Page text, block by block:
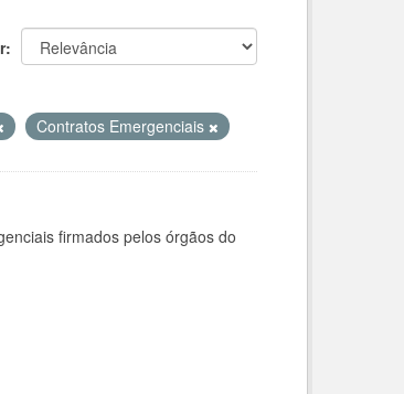
Contratos Emergenciais
firmados pelos órgãos do